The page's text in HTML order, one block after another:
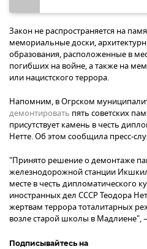
Закон не распространяется на
мемориальные доски,
образования, расположенные в
погибших на войне, а также на
или нацистского террора.
Напомним, в Огрском
демонтировать пять советских
присутствует камень в честь
Нетте. Об этом сообщила пресс-
"Принято решение о демонтаже
железнодорожной станции
месте в честь дипломатического
иностранных дел СССР Теодора
жертвам террора тоталитарных
возле старой школы в Мадлиене",
Подписывайтесь на